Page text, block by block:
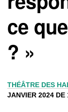
ce
? »
THÉÂTRE DES
JANVIER 2024 DE